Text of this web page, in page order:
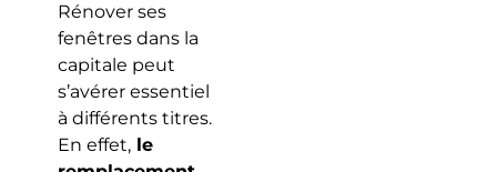
Rénover ses
fenêtres dans la
capitale peut
s’avérer essentiel
à différents titres.
En effet,le